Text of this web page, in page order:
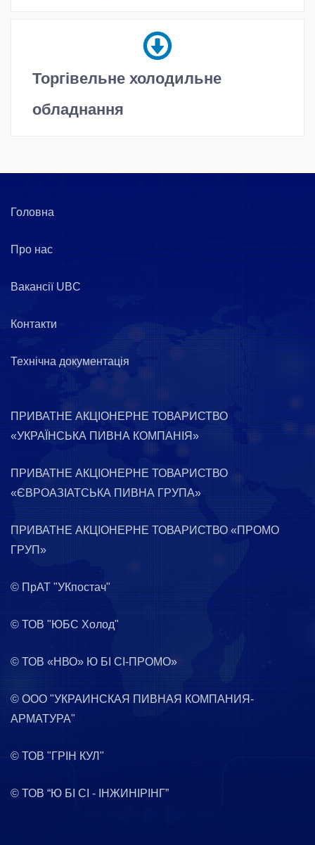
Торгівельне холодильне
обладнання
Головна
Про нас
Вакансії UBC
Контакти
Технічна документація
ПРИВАТНЕ АКЦІОНЕРНЕ ТОВАРИСТВО
«УКРАЇНСЬКА ПИВНА КОМПАНІЯ»
ПРИВАТНЕ АКЦІОНЕРНЕ ТОВАРИСТВО
«ЄВРОАЗІАТСЬКА ПИВНА ГРУПА»
ПРИВАТНЕ АКЦІОНЕРНЕ ТОВАРИСТВО «ПРОМО
ГРУП»
© ПрАТ "УКпостач"
© ТОВ "ЮБС Холод"
© ТОВ «НВО» Ю БІ СІ-ПРОМО»
© ООО "УКРАИНСКАЯ ПИВНАЯ КОМПАНИЯ-
АРМАТУРА"
© ТОВ "ГРІН КУЛ"
© ТОВ “Ю БІ СІ - ІНЖИНІРІНГ”